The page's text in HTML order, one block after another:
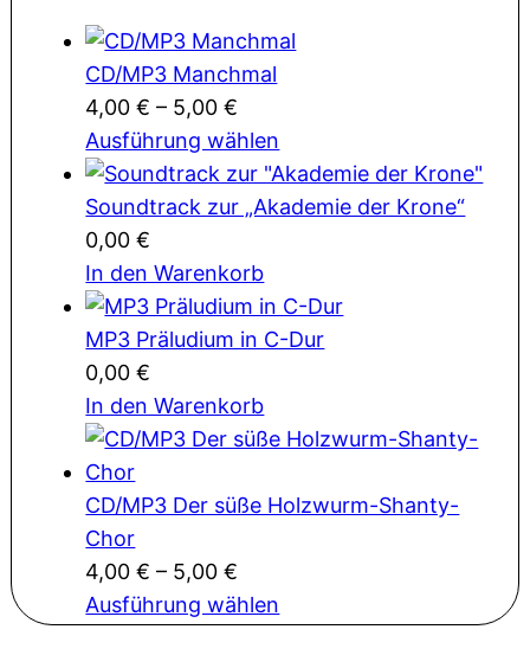
CD/MP3 Manchmal
4,00€ – 5,00€
Ausführung wählen
Soundtrack zur „Akademie der Krone“
0,00€
In den Warenkorb
MP3 Präludium in C-Dur
0,00€
In den Warenkorb
CD/MP3 Der süße Holzwurm-Shanty-
Chor
4,00€ – 5,00€
Ausführung wählen